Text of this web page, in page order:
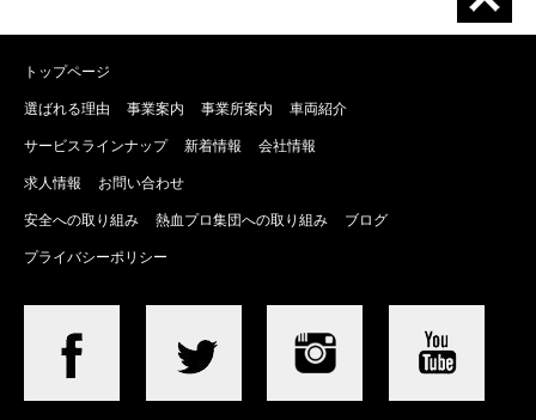
トップページ
選ばれる理由 事業案内 事業所案内 車両紹介
サービスラインナップ 新着情報 会社情報
求人情報 お問い合わせ
安全への取り組み 熱血プロ集団への取り組み ブログ
プライバシーポリシー